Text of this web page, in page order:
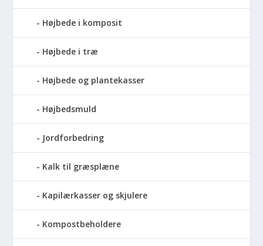
Højbede i komposit
Højbede i træ
Højbede og plantekasser
Højbedsmuld
Jordforbedring
Kalk til græsplæne
Kapilærkasser og skjulere
Kompostbeholdere